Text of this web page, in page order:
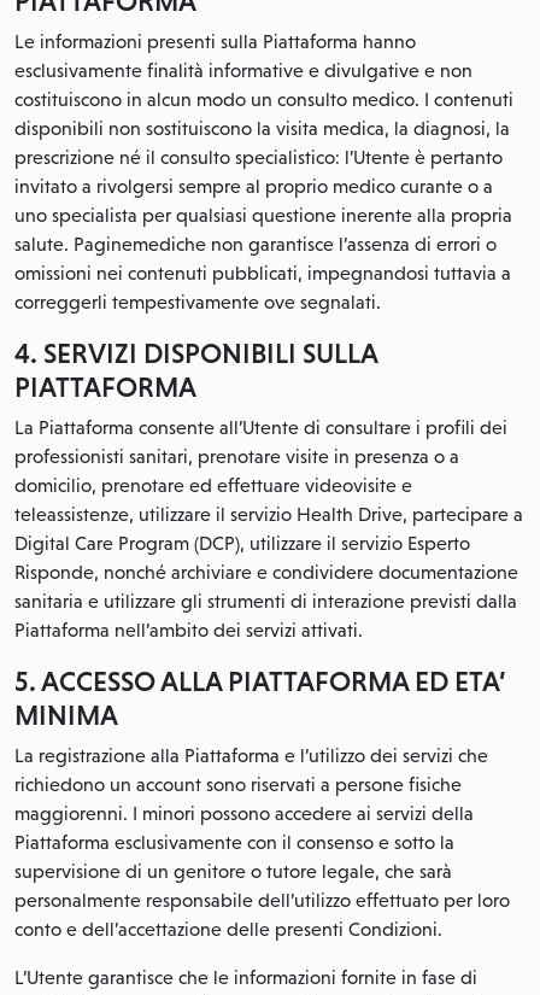
Le informazioni presenti sulla Piattaforma hanno
esclusivamente finalità informative e divulgative e non
costituiscono in alcun modo un consulto medico. I contenuti
disponibili non sostituiscono la visita medica, la diagnosi, la
prescrizione né il consulto specialistico: l’Utente è pertanto
invitato a rivolgersi sempre al proprio medico curante o a
uno specialista per qualsiasi questione inerente alla propria
salute. Paginemediche non garantisce l’assenza di errori o
omissioni nei contenuti pubblicati, impegnandosi tuttavia a
correggerli tempestivamente ove segnalati.
4. SERVIZI DISPONIBILI SULLA
PIATTAFORMA
La Piattaforma consente all’Utente di consultare i profili dei
professionisti sanitari, prenotare visite in presenza o a
domicilio, prenotare ed effettuare videovisite e
teleassistenze, utilizzare il servizio Health Drive, partecipare a
Digital Care Program (DCP), utilizzare il servizio Esperto
Risponde, nonché archiviare e condividere documentazione
sanitaria e utilizzare gli strumenti di interazione previsti dalla
Piattaforma nell’ambito dei servizi attivati.
5. ACCESSO ALLA PIATTAFORMA ED ETA’
MINIMA
La registrazione alla Piattaforma e l’utilizzo dei servizi che
richiedono un account sono riservati a persone fisiche
maggiorenni. I minori possono accedere ai servizi della
Piattaforma esclusivamente con il consenso e sotto la
supervisione di un genitore o tutore legale, che sarà
personalmente responsabile dell’utilizzo effettuato per loro
conto e dell’accettazione delle presenti Condizioni.
L’Utente garantisce che le informazioni fornite in fase di